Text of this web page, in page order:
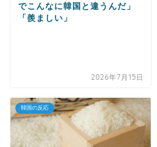
でこんなに韓国と違うんだ」
「羨ましい」
2026年7月15日
韓国の反応